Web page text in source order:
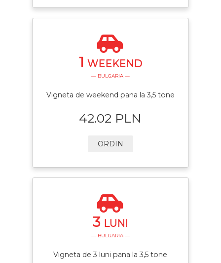
1 WEEKEND
— BULGARIA —
Vigneta de weekend pana la 3,5 tone
42.02 PLN
ORDIN
3 LUNI
— BULGARIA —
Vigneta de 3 luni pana la 3,5 tone